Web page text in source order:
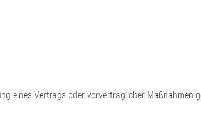
eines Vertrags oder vorvertraglicher Maßnahmen